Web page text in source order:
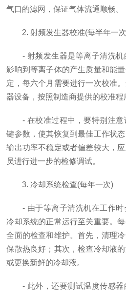
气口的滤网，保证气体流通顺畅。
2. 射频发生器校准(每半年一
- 射频发生器是等离子清洗机
影响到等离子体的产生质量和能
定，每六个月需要进行一次校准
器设备，按照制造商提供的校准程
- 在校准过程中，要特别注意
键参数，使其恢复到最佳工作状
输出功率不稳定或者偏差较大，
员进行进一步的检修调试。
3. 冷却系统检查(每年一次)
- 由于等离子清洗机在工作时
冷却系统的正常运行至关重要。
全面的检查和维护。首先，清理
保散热良好；其次，检查冷却液
或更换新鲜的冷却液。
- 此外，还要测试温度传感器